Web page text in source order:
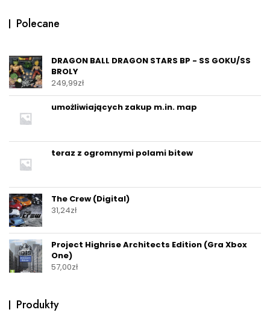
Polecane
DRAGON BALL DRAGON STARS BP - SS GOKU/SS
BROLY
249,99zł
umożliwiających zakup m.in. map
teraz z ogromnymi polami bitew
The Crew (Digital)
31,24zł
Project Highrise Architects Edition (Gra Xbox
One)
57,00zł
Produkty